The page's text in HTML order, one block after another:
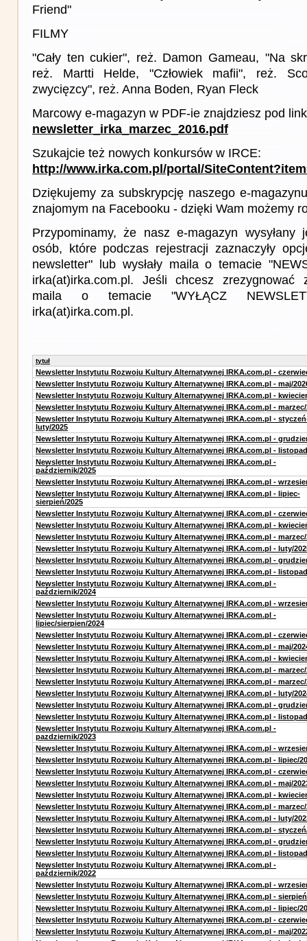
Friend"
FILMY
"Cały ten cukier", reż. Damon Gameau, "Na
reż. Martti Helde, "Człowiek mafii", reż.
zwycięzcy", reż. Anna Boden, Ryan Fleck
Marcowy e-magazyn w PDF-ie znajdziesz pod
newsletter_irka_marzec_2016.pdf
Szukajcie też nowych konkursów w IRCE:
http://www.irka.com.pl/portal/
Dziękujemy za subskrypcję naszego e-
znajomym na Facebooku - dzięki Wam możemy
Przypominamy, że nasz e-magazyn
osób, które podczas rejestracji zaznaczyły
newsletter" lub wysłały maila o temacie
irka(at)irka.com.pl. Jeśli chcesz zrezygnować
maila o temacie "WYŁĄCZ
irka(at)irka.com.pl.
tytuł
Newsletter Instytutu Rozwoju Kultury Alternatywnej IRKA.com.pl -
Newsletter Instytutu Rozwoju Kultury Alternatywnej IRKA.com.pl - maj/
Newsletter Instytutu Rozwoju Kultury Alternatywnej IRKA.com.pl -
Newsletter Instytutu Rozwoju Kultury Alternatywnej IRKA.com.pl - marzec/
Newsletter Instytutu Rozwoju Kultury Alternatywnej IRKA.com.pl -
luty/2025
Newsletter Instytutu Rozwoju Kultury Alternatywnej IRKA.com.pl -
Newsletter Instytutu Rozwoju Kultury Alternatywnej IRKA.com.pl -
Newsletter Instytutu Rozwoju Kultury Alternatywnej IRKA.com.pl -
październik/2025
Newsletter Instytutu Rozwoju Kultury Alternatywnej IRKA.com.pl -
Newsletter Instytutu Rozwoju Kultury Alternatywnej IRKA.com.pl - lipiec-
sierpień/2025
Newsletter Instytutu Rozwoju Kultury Alternatywnej IRKA.com.pl -
Newsletter Instytutu Rozwoju Kultury Alternatywnej IRKA.com.pl -
Newsletter Instytutu Rozwoju Kultury Alternatywnej IRKA.com.pl - marzec/
Newsletter Instytutu Rozwoju Kultury Alternatywnej IRKA.com.pl - luty/
Newsletter Instytutu Rozwoju Kultury Alternatywnej IRKA.com.pl -
Newsletter Instytutu Rozwoju Kultury Alternatywnej IRKA.com.pl -
Newsletter Instytutu Rozwoju Kultury Alternatywnej IRKA.com.pl -
październik/2024
Newsletter Instytutu Rozwoju Kultury Alternatywnej IRKA.com.pl -
Newsletter Instytutu Rozwoju Kultury Alternatywnej IRKA.com.pl -
lipiec/sierpien/2024
Newsletter Instytutu Rozwoju Kultury Alternatywnej IRKA.com.pl -
Newsletter Instytutu Rozwoju Kultury Alternatywnej IRKA.com.pl - maj/
Newsletter Instytutu Rozwoju Kultury Alternatywnej IRKA.com.pl -
Newsletter Instytutu Rozwoju Kultury Alternatywnej IRKA.com.pl - marzec/
Newsletter Instytutu Rozwoju Kultury Alternatywnej IRKA.com.pl - marzec/
Newsletter Instytutu Rozwoju Kultury Alternatywnej IRKA.com.pl - luty/
Newsletter Instytutu Rozwoju Kultury Alternatywnej IRKA.com.pl -
Newsletter Instytutu Rozwoju Kultury Alternatywnej IRKA.com.pl -
Newsletter Instytutu Rozwoju Kultury Alternatywnej IRKA.com.pl -
pazdziernik/2023
Newsletter Instytutu Rozwoju Kultury Alternatywnej IRKA.com.pl -
Newsletter Instytutu Rozwoju Kultury Alternatywnej IRKA.com.pl - lipiec/
Newsletter Instytutu Rozwoju Kultury Alternatywnej IRKA.com.pl -
Newsletter Instytutu Rozwoju Kultury Alternatywnej IRKA.com.pl - maj/
Newsletter Instytutu Rozwoju Kultury Alternatywnej IRKA.com.pl -
Newsletter Instytutu Rozwoju Kultury Alternatywnej IRKA.com.pl - marzec/
Newsletter Instytutu Rozwoju Kultury Alternatywnej IRKA.com.pl - luty/
Newsletter Instytutu Rozwoju Kultury Alternatywnej IRKA.com.pl -
Newsletter Instytutu Rozwoju Kultury Alternatywnej IRKA.com.pl -
Newsletter Instytutu Rozwoju Kultury Alternatywnej IRKA.com.pl -
Newsletter Instytutu Rozwoju Kultury Alternatywnej IRKA.com.pl -
październik/2022
Newsletter Instytutu Rozwoju Kultury Alternatywnej IRKA.com.pl -
Newsletter Instytutu Rozwoju Kultury Alternatywnej IRKA.com.pl -
Newsletter Instytutu Rozwoju Kultury Alternatywnej IRKA.com.pl - lipiec/
Newsletter Instytutu Rozwoju Kultury Alternatywnej IRKA.com.pl -
Newsletter Instytutu Rozwoju Kultury Alternatywnej IRKA.com.pl - maj/